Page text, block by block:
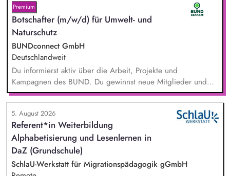
Premium
Botschafter (m/w/d) für Umwelt- und
Naturschutz
BUNDconnect GmbH
Deutschlandweit
Du informierst aktiv über die Arbeit, Projekte und
Kampagnen des BUND. Du gewinnst neue Mitglieder und
stärkst damit langfristig den Umwelt- und Naturschutz. Du
beantwortest Fragen zu Umwelt-, Arten- und Klimaschutz nach
bestem Wissen und Gewissen. Du unterstützt Kampagnen
und Aktionen, beispielsweise durch das Sammeln von
Unterschriften für Petitionen.
5. August 2026
Referent*in Weiterbildung
Alphabetisierung und Lesenlernen in
DaZ (Grundschule)
SchlaU-Werkstatt für Migrationspädagogik gGmbH